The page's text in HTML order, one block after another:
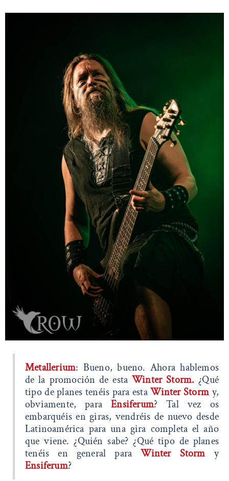
Metallerium: Bueno, bueno. Ahora hablemos
de la promoción de estaWinter Storm. ¿Qué
tipo de planes tenéis para estaWinter Storm y,
obviamente, paraEnsiferum? Tal vez os
embarquéis en giras, vendréis de nuevo desde
Latinoamérica para una gira completa el año
que viene. ¿Quién sabe? ¿Qué tipo de planes
tenéis en general paraWinter Storm y
Ensiferum?